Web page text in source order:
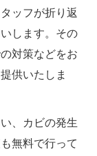
ッフが折り返
します。その
対策などをお
供いたしま
、カビの発生
無料で行って